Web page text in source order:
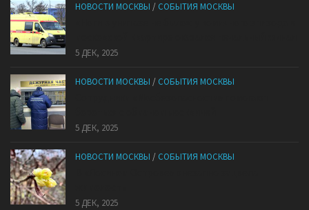
НОВОСТИ МОСКВЫ / СОБЫТИЯ МОСКВЫ
5 ДЕК, 2025
НОВОСТИ МОСКВЫ / СОБЫТИЯ МОСКВЫ
5 ДЕК, 2025
НОВОСТИ МОСКВЫ / СОБЫТИЯ МОСКВЫ
5 ДЕК, 2025